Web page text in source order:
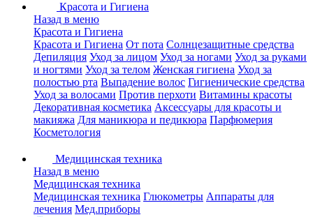
Красота и Гигиена
Назад в меню
Красота и Гигиена
Красота и Гигиена От пота Солнцезащитные средства
Депиляция Уход за лицом Уход за ногами Уход за руками
и ногтями Уход за телом Женская гигиена Уход за
полостью рта Выпадение волос Гигиенические средства
Уход за волосами Против перхоти Витамины красоты
Декоративная косметика Аксессуары для красоты и
макияжа Для маникюра и педикюра Парфюмерия
Косметология
Медицинская техника
Назад в меню
Медицинская техника
Медицинская техника Глюкометры Аппараты для
лечения Мед.приборы